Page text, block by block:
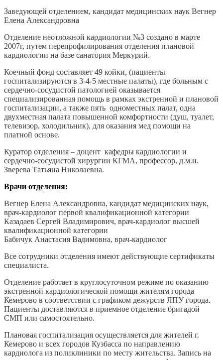
Заведующей отделением, кандидат медицинских наук Вегнер
Елена Александровна
Отделение неотложной кардиологии №3 создано в марте
2007г, путем перепрофилирования отделения плановой
кардиологии на базе санатория Меркурий.
Коечный фонд составляет 49 койки, (пациенты
госпитализируются в 3-4-5 местные палаты), где больным с
сердечно-сосудистой патологией оказывается
специализированная помощь в рамках экстренной и плановой
госпитализации, а также пять одноместных палат, одна
двухместная палата повышенной комфортности (душ, туалет,
телевизор, холодильник), для оказания мед помощи на
платной основе.
Куратор отделения – доцент кафедры кардиологии и
сердечно-сосудистой хирургии КГМА, профессор, д.м.н.
Зверева Татьяна Николаевна.
Врачи отделения:
Вегнер Елена Александровна, кандидат медицинских наук,
врач-кардиолог первой квалификационной категории
Казадаев Сергей Владимирович, врач-кардиолог высшей
квалификационной категории
Бабичук Анастасия Вадимовна, врач-кардиолог
Все сотрудники отделения имеют действующие сертификаты
специалиста.
Отделение работает в круглосуточном режиме по оказанию
экстренной кардиологической помощи жителям города
Кемерово в соответствии с графиком дежурств ЛПУ города.
Пациенты доставляются в приемное отделение бригадой
СМП или самостоятельно.
Плановая госпитализация осуществляется для жителей г.
Кемерово и всех городов Кузбасса по направлению
кардиолога из поликлиники по месту жительства. Запись на